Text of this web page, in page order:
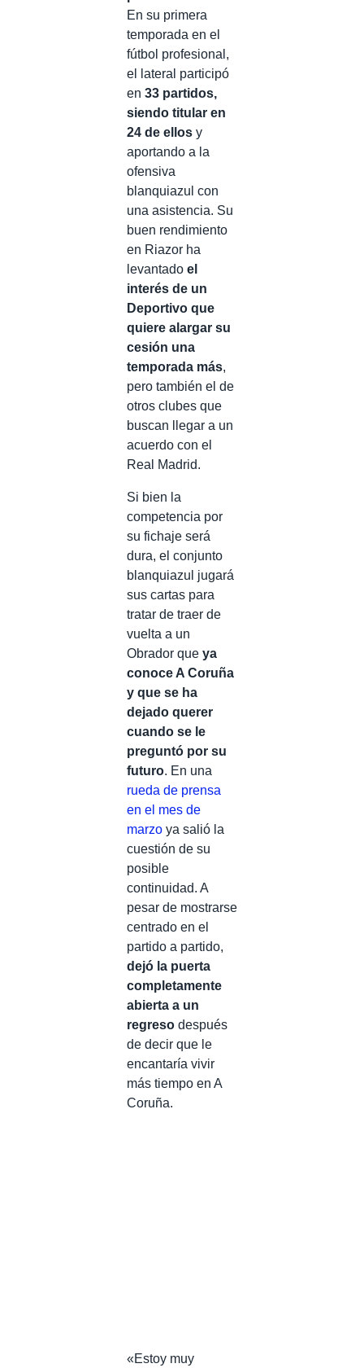
En su primera
temporada en el
fútbol profesional,
el lateral participó
en 33 partidos,
siendo titular en
24 de ellos y
aportando a la
ofensiva
blanquiazul con
una asistencia. Su
buen rendimiento
en Riazor ha
levantado el
interés de un
Deportivo que
quiere alargar su
cesión una
temporada más,
pero también el de
otros clubes que
buscan llegar a un
acuerdo con el
Real Madrid.
Si bien la
competencia por
su fichaje será
dura, el conjunto
blanquiazul jugará
sus cartas para
tratar de traer de
vuelta a un
Obrador que ya
conoce A Coruña
y que se ha
dejado querer
cuando se le
preguntó por su
futuro. En una
rueda de prensa
en el mes de
marzo ya salió la
cuestión de su
posible
continuidad. A
pesar de mostrarse
centrado en el
partido a partido,
dejó la puerta
completamente
abierta a un
regreso después
de decir que le
encantaría vivir
más tiempo en A
Coruña.
«Estoy muy